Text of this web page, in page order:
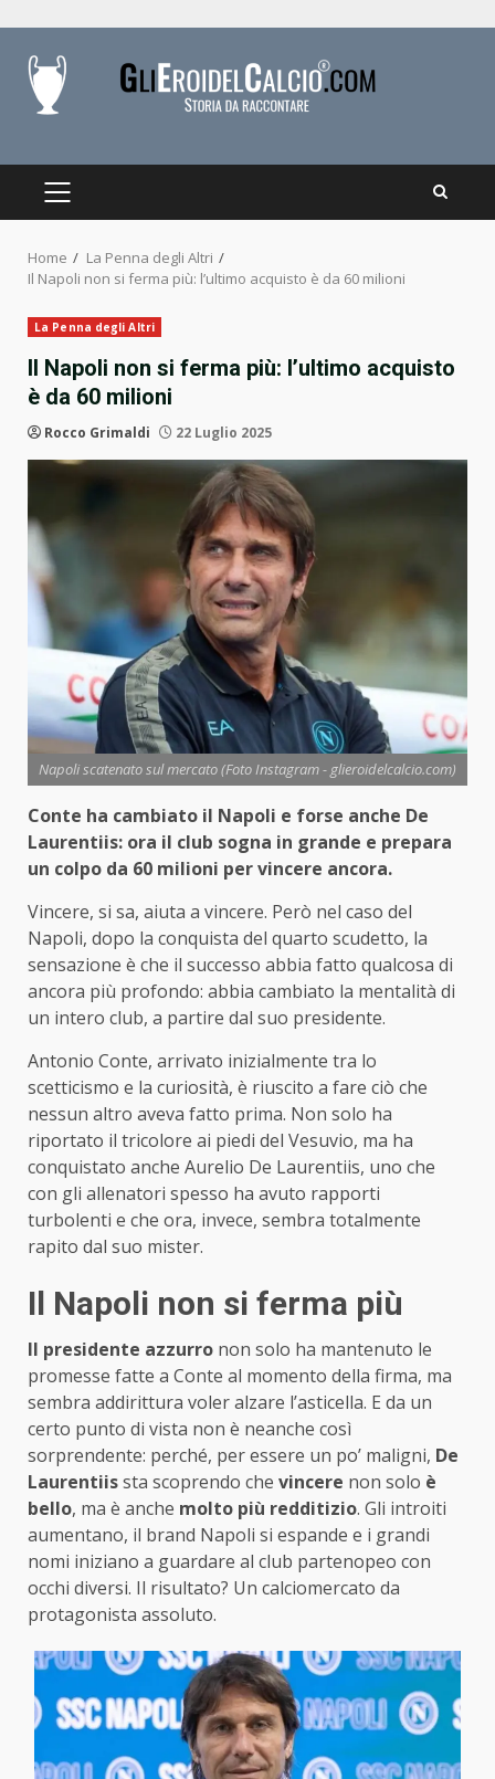
content
PRIMARY
Home
La Penna degli Altri
Il Napoli non si ferma più: l’ultimo acquisto è da 60 milioni
La Penna degli Altri
Il Napoli non si ferma più: l’ultimo acquisto
è da 60 milioni
Rocco Grimaldi 22 Luglio 2025
Napoli scatenato sul mercato (Foto Instagram - glieroidelcalcio.com)
Conte ha cambiato il Napoli e forse anche De
Laurentiis: ora il club sogna in grande e prepara
un colpo da 60 milioni per vincere ancora.
Vincere, si sa, aiuta a vincere. Però nel caso del
Napoli, dopo la conquista del quarto scudetto, la
sensazione è che il successo abbia fatto qualcosa di
ancora più profondo: abbia cambiato la mentalità di
un intero club, a partire dal suo presidente.
Antonio Conte, arrivato inizialmente tra lo
scetticismo e la curiosità, è riuscito a fare ciò che
nessun altro aveva fatto prima. Non solo ha
riportato il tricolore ai piedi del Vesuvio, ma ha
conquistato anche Aurelio De Laurentiis, uno che
con gli allenatori spesso ha avuto rapporti
turbolenti e che ora, invece, sembra totalmente
rapito dal suo mister.
Il Napoli non si ferma più
Il presidente azzurro non solo ha mantenuto le
promesse fatte a Conte al momento della firma, ma
sembra addirittura voler alzare l’asticella. E da un
certo punto di vista non è neanche così
sorprendente: perché, per essere un po’ maligni, De
Laurentiissta scoprendo che vincere non solo è
bello, ma è anche molto più redditizio. Gli introiti
aumentano, il brand Napoli si espande e i grandi
nomi iniziano a guardare al club partenopeo con
occhi diversi. Il risultato? Un calciomercato da
protagonista assoluto.